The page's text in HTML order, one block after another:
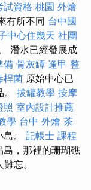
試資格 桃園 外燴
有所不同 台中國
中心住幾天 社團
潛水已經發展成
備 骨灰罈 逢甲 整
桿菌 原始中心已
拔罐教學 按摩
照 室內設計推薦
學 台中 外燴 茶
。 記帳士 課程
島，那裡的珊瑚礁
忘。